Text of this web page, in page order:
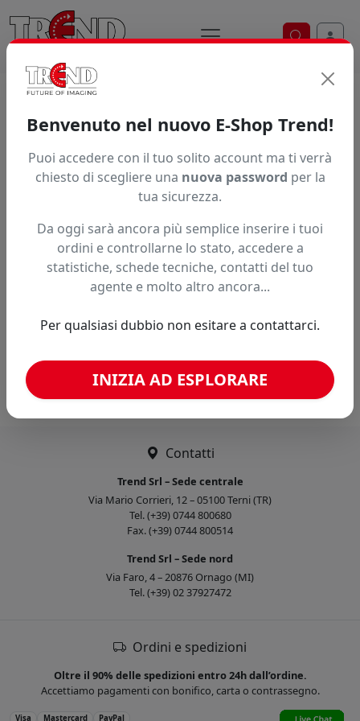
Ricerca
Articolo non trovato.
Hai trovato questo prodotto ad un prezzo più basso?
Fai una segnalazione
Confronta con articoli simili
Caricamento confronto...
Contatti
Trend Srl – Sede centrale
Via Mario Corrieri, 12 – 05100 Terni (TR)
Tel. (+39) 0744 800680
Fax. (+39) 0744 800514
Trend Srl – Sede nord
Via Faro, 4 – 20876 Ornago (MI)
Tel. (+39) 02 37927472
Ordini e spedizioni
Oltre il 90% delle spedizioni entro 24h dall’ordine.
Accettiamo pagamenti con bonifico, carta o contrassegno.
Visa Mastercard PayPal
Benvenuto nel nuovo E-Shop Trend!
Puoi accedere con il tuo solito account ma ti verrà
chiesto di scegliere una nuova password per la
tua sicurezza.
Da oggi sarà ancora più semplice inserire i tuoi
ordini e controllarne lo stato, accedere a
statistiche, schede tecniche, contatti del tuo
agente e molto altro ancora...
Per qualsiasi dubbio non esitare a contattarci.
INIZIA AD ESPLORARE